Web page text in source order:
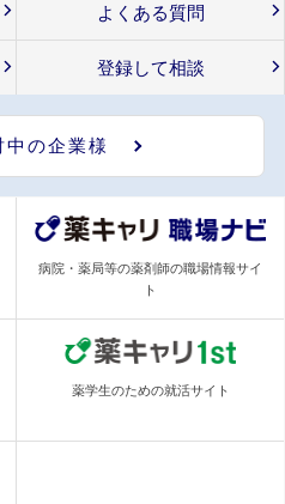
よくある質問
登録して相談
中の企業様
病院・薬局等の薬剤師の職場情報サイ
ト
薬学生のための就活サイト